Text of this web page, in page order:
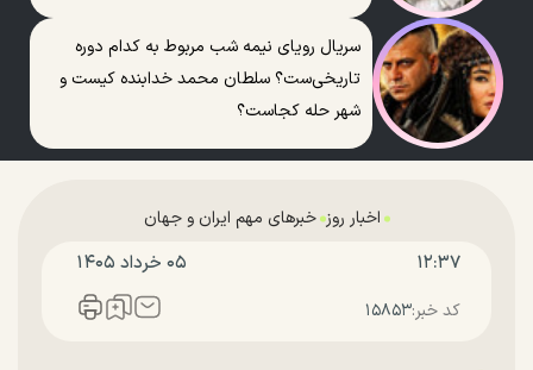
سریال رویای نیمه شب مربوط به کدام دوره
تاریخی‌ست؟ سلطان محمد خدابنده کیست و
شهر حله کجاست؟
اخبار روز خبرهای مهم ایران و جهان
۱۲:۳۷ ۰۵ خرداد ۱۴۰۵
کد خبر:۱۵۸۵۳